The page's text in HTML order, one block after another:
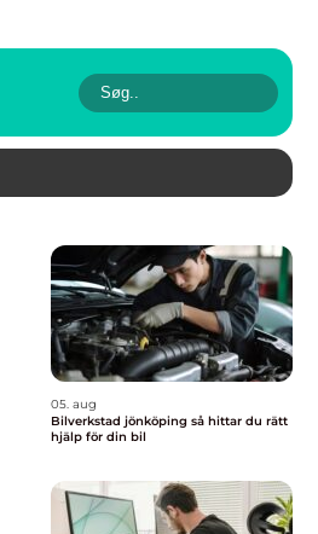
05. aug
Bilverkstad jönköping så hittar du rätt
hjälp för din bil